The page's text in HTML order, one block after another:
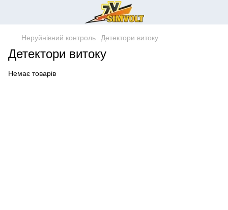
Неруйнівний контроль Детектори витоку
Детектори витоку
Немає товарів